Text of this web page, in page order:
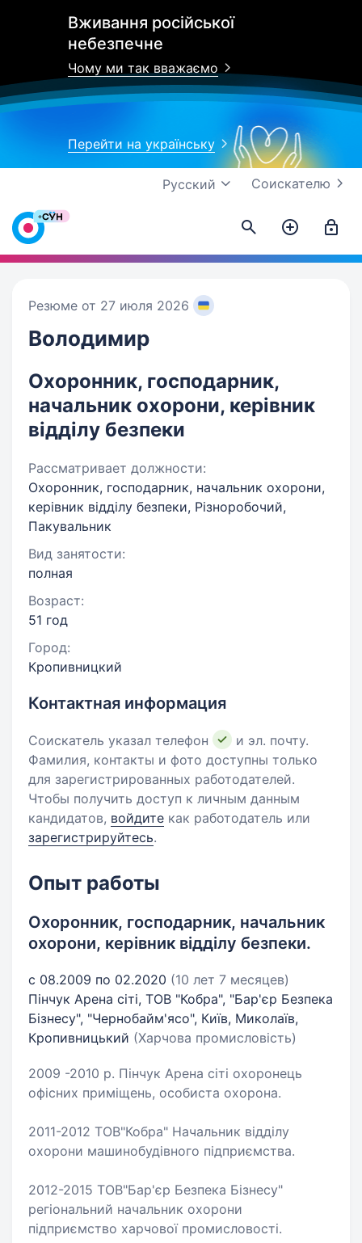
Вживання російської
небезпечне
Чому ми так вважаємо
Перейти на українську
Соискателю
Русский
Резюме от 27 июля 2026
Володимир
Охоронник, господарник,
начальник охорони, керівник
відділу безпеки
Рассматривает должности:
Охоронник, господарник, начальник охорони,
керівник відділу безпеки, Різноробочий,
Пакувальник
Вид занятости:
полная
Возраст:
51 год
Город:
Кропивницкий
Контактная информация
Соискатель указал телефон
и эл. почту.
Фамилия, контакты и фото доступны только
для зарегистрированных работодателей.
Чтобы получить доступ к личным данным
кандидатов, войдите как работодатель или
зарегистрируйтесь.
Опыт работы
Охоронник, господарник, начальник
охорони, керівник відділу безпеки.
с 08.2009 по 02.2020 (10 лет 7 месяцев)
Пінчук Арена сіті, ТОВ "Кобра", "Бар'єр Безпека
Бізнесу", "Чернобайм'ясо", Київ, Миколаїв,
Кропивницький (Харчова промисловість)
2009 -2010 р. Пінчук Арена сіті охоронець
офісних приміщень, особиста охорона.
2011-2012 ТОВ"Кобра" Начальник відділу
охорони машинобудівного підприємства.
2012-2015 ТОВ"Бар'єр Безпека Бізнесу"
регіональний начальник охорони
підприємство харчової промисловості.